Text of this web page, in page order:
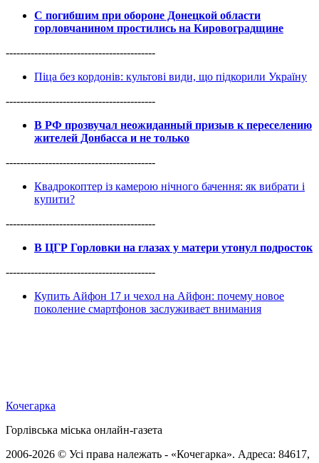
С погибшим при обороне Донецкой области
горловчанином простились на Кировоградщине
------------------------------------------
Піца без кордонів: культові види, що підкорили Україну
------------------------------------------
В РФ прозвучал неожиданный призыв к переселению
жителей Донбасса и не только
------------------------------------------
Квадрокоптер із камерою нічного бачення: як вибрати і
купити?
------------------------------------------
В ЦГР Горловки на глазах у матери утонул подросток
------------------------------------------
Купить Айфон 17 и чехол на Айфон: почему новое
поколение смартфонов заслуживает внимания
Кочегарка
Горлівська міська онлайн-газета
2006-2026 © Усі права належать - «Кочегарка». Адреса: 84617,